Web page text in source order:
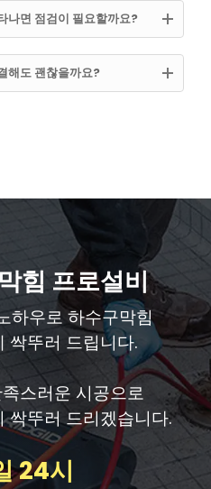
나면 점검이 필요할까요?
해도 괜찮을까요?
힘 프로설비
하우로 하수구막힘
싹뚜러 드립니다.
스러운 시공으로
싹뚜러 드리겠습니다.
24시